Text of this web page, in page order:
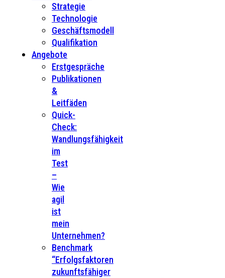
Strategie
Technologie
Geschäftsmodell
Qualifikation
Angebote
Erstgespräche
Publikationen
&
Leitfäden
Quick-
Check:
Wandlungsfähigkeit
im
Test
–
Wie
agil
ist
mein
Unternehmen?
Benchmark
“Erfolgsfaktoren
zukunftsfähiger